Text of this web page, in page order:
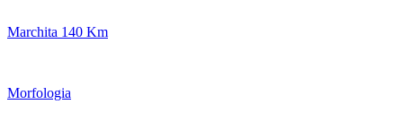
Marchita 140 Km
Morfologia